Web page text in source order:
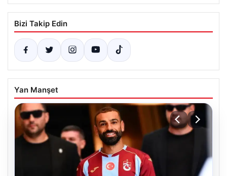
Bizi Takip Edin
Yan Manşet